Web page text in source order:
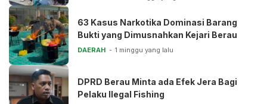
63 Kasus Narkotika Dominasi Barang
Bukti yang Dimusnahkan Kejari Berau
DAERAH 1 minggu yang lalu
DPRD Berau Minta ada Efek Jera Bagi
Pelaku Ilegal Fishing